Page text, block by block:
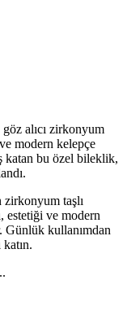
alıcı zirkonyum
modern kelepçe
katan bu özel bileklik,
zirkonyum taşlı
estetiği ve modern
Günlük kullanımdan
katın.